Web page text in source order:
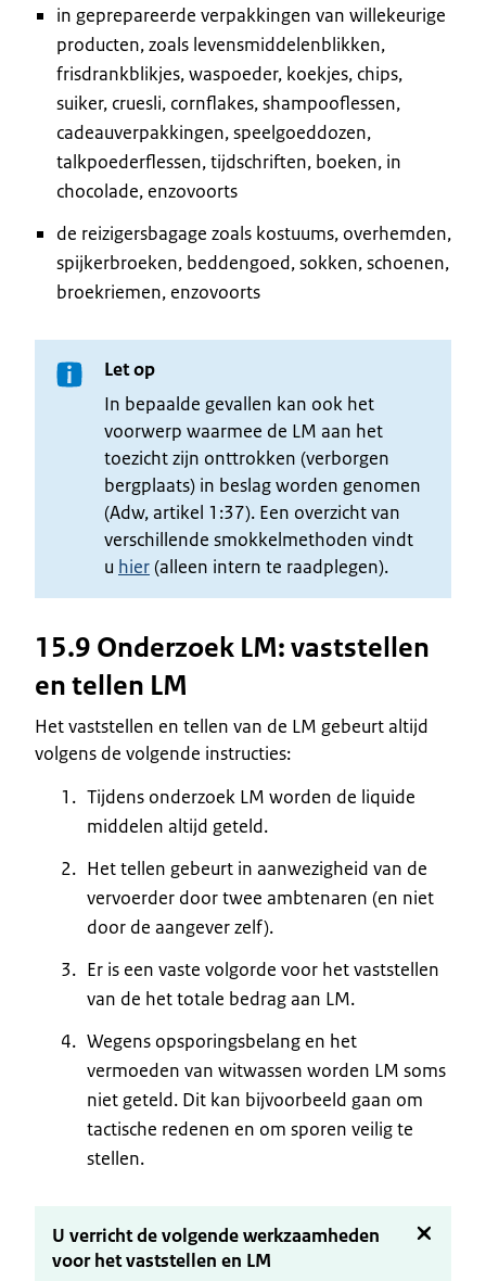
in geprepareerde verpakkingen van willekeurige
producten, zoals levensmiddelenblikken,
frisdrankblikjes, waspoeder, koekjes, chips,
suiker, cruesli, cornflakes, shampooflessen,
cadeauverpakkingen, speelgoeddozen,
talkpoederflessen, tijdschriften, boeken, in
chocolade, enzovoorts
de reizigersbagage zoals kostuums, overhemden,
spijkerbroeken, beddengoed, sokken, schoenen,
broekriemen, enzovoorts
Let op
In bepaalde gevallen kan ook het
voorwerp waarmee de LM aan het
toezicht zijn onttrokken (verborgen
bergplaats) in beslag worden genomen
(Adw, artikel 1:37). Een overzicht van
verschillende smokkelmethoden vindt
u hier(alleen intern te raadplegen).
15.9 Onderzoek LM: vaststellen
en tellen LM
Het vaststellen en tellen van de LM gebeurt altijd
volgens de volgende instructies:
Tijdens onderzoek LM worden de liquide
middelen altijd geteld.
Het tellen gebeurt in aanwezigheid van de
vervoerder door twee ambtenaren (en niet
door de aangever zelf).
Er is een vaste volgorde voor het vaststellen
van de het totale bedrag aan LM.
Wegens opsporingsbelang en het
vermoeden van witwassen worden LM soms
niet geteld. Dit kan bijvoorbeeld gaan om
tactische redenen en om sporen veilig te
stellen.
U verricht de volgende werkzaamheden
voor het vaststellen en LM